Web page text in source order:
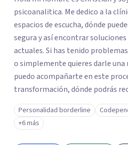
psicoanalitica. Me dedico a la
espacios de escucha, dónde
segura y así encontrar
actuales. Si has tenido
o simplemente quieres darle una
puedo acompañarte en este
transformación, dónde podrás
que te ha aqueja. Así que si
seguro respetuoso y fraternal yo
Personalidad borderline
+6 más